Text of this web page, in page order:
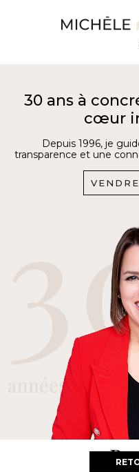
30 ans à
cœur
Depuis 1996, je
transparence et une
VENDRE